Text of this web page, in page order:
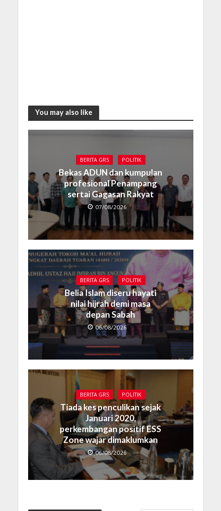
You may also like
BERITA GRS POLITIK
Bekas ADUN dan kumpulan
profesional Penampang
sertai Gagasan Rakyat
07/08/2026
BERITA GRS POLITIK
Belia Islam diseru hayati
nilai hijrah demi masa
depan Sabah
06/08/2026
BERITA GRS POLITIK
Tiada kes penculikan sejak
Januari 2020,
perkembangan positif ESS
Zone wajar dimaklumkan
06/08/2026